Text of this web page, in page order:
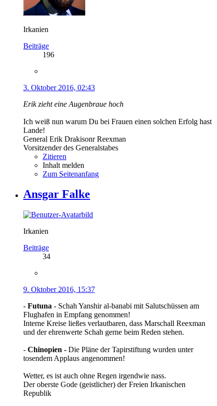
Irkanien
Beiträge
196
3. Oktober 2016, 02:43
Erik zieht eine Augenbraue hoch
Ich weiß nun warum Du bei Frauen einen solchen Erfolg hast
Lande!
General Erik Drakisonr Reexman
Vorsitzender des Generalstabes
Zitieren
Inhalt melden
Zum Seitenanfang
Ansgar Falke
Irkanien
Beiträge
34
9. Oktober 2016, 15:37
- Futuna - Schah Yanshir al-banabi mit Salutschüssen am
Flughafen in Empfang genommen!
Interne Kreise ließes verlautbaren, dass Marschall Reexman
und der ehrenwerte Schah gerne beim Reden stehen.
- Chinopien - Die Pläne der Tapirstiftung wurden unter
tosendem Applaus angenommen!
Wetter, es ist auch ohne Regen irgendwie nass.
Der oberste Gode (geistlicher) der Freien Irkanischen
Republik